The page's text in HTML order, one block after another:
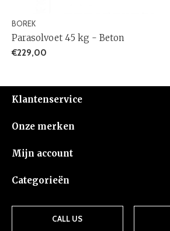
BOREK
Parasolvoet 45 kg - Beton
€229,00
Klantenservice
Onze merken
Mijn account
Categorieën
CALL US